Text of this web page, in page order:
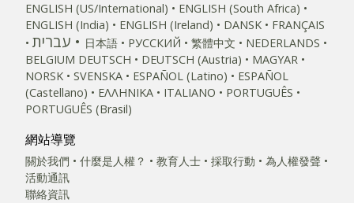
ENGLISH (US/International)
ENGLISH (South Africa)
ENGLISH (India)
ENGLISH (Ireland) DANSK FRANÇAIS
עברית 日本語 РУССКИЙ 繁體中文
NEDERLANDS
BELGIUM DEUTSCH DEUTSCH (Austria)
MAGYAR
NORSK
SVENSKA ESPAÑOL (Latino)
ESPAÑOL
(Castellano)
ΕΛΛΗΝΙΚA ITALIANO
PORTUGUÊS
PORTUGUÊS (Brasil)‎
網站導覽
關於我們
什麼是人權？ 教育人士 採取行動
為人權發聲
活動通訊
聯絡資訊